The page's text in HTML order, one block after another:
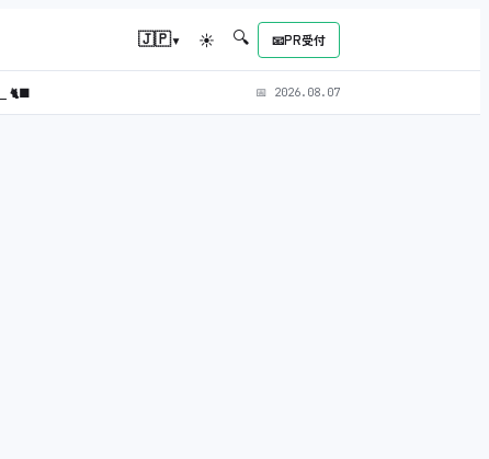
🇯🇵▾ ☀ 🔍 📧PR受付
🐈‍⬛ 📅 2026.08.07